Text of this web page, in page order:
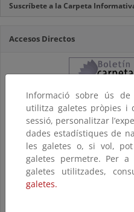
Suscríbete a la Carpeta
Accesos Directos
Informació sobre ús
utilitza galetes pròpies i
sessió, personalitzar
dades estadístiques de
les galetes o, si vol,
galetes permetre. Per
galetes utilitzades,
galetes.